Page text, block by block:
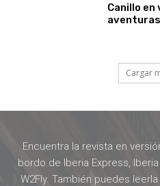
Canillo
Cargar
Encuentra la revista en
bordo de Iberia Express,
W2Fly. También puedes